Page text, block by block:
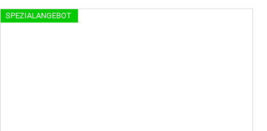
SPEZIALANGEBOT